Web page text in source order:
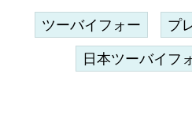
ツーバイフォー プ
日本ツーバイフ